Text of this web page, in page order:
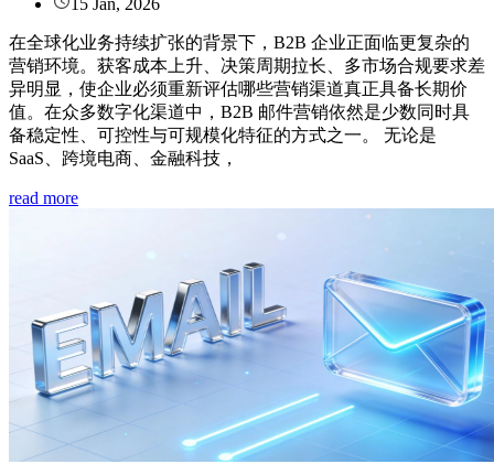
15 Jan, 2026
在全球化业务持续扩张的背景下，B2B 企业正面临更复杂的
营销环境。获客成本上升、决策周期拉长、多市场合规要求差
异明显，使企业必须重新评估哪些营销渠道真正具备长期价
值。在众多数字化渠道中，B2B 邮件营销依然是少数同时具
备稳定性、可控性与可规模化特征的方式之一。 无论是
SaaS、跨境电商、金融科技，
read more